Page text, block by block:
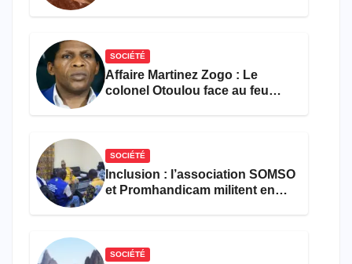
SOCIÉTÉ
Affaire Martinez Zogo : Le
colonel Otoulou face au feu
SOCIÉTÉ
Inclusion : l’association SOMSO
et Promhandicam militent en
SOCIÉTÉ